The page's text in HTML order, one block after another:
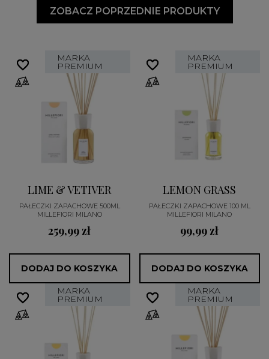
ZOBACZ POPRZEDNIE PRODUKTY
MARKA
PREMIUM
LIME & VETIVER
PAŁECZKI ZAPACHOWE 500ML
MILLEFIORI MILANO
259,99 zł
DODAJ DO KOSZYKA
favorite_border
favorite_border MARKA
PREMIUM
LEMON GRASS
PAŁECZKI ZAPACHOWE 100 ML
MILLEFIORI MILANO
99,99 zł
DODAJ DO KOSZYKA
favorite_border
favorite_border
MARKA
PREMIUM
favorite_border
favorite_border MARKA
PREMIUM
favorite_border
favorite_border